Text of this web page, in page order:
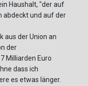
Haushalt, "der auf
abdeckt und auf der
aus der Union an
der
Milliarden Euro
dass ich
es etwas länger.